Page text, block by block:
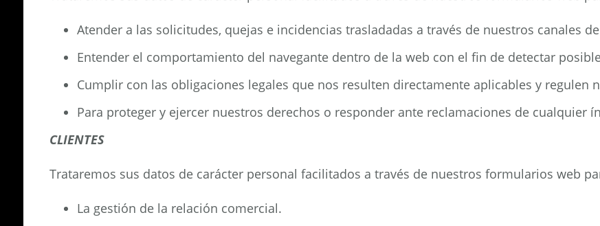
Atender a las solicitudes, quejas e incidencias trasladadas a través de nuestros canales
Entender el comportamiento del navegante dentro de la web con el fin de detectar
Cumplir con las obligaciones legales que nos resulten directamente aplicables y regulen
Para proteger y ejercer nuestros derechos o responder ante reclamaciones de cualquier
CLIENTES
Trataremos sus datos de carácter personal facilitados a través de nuestros formularios web
La gestión de la relación comercial.